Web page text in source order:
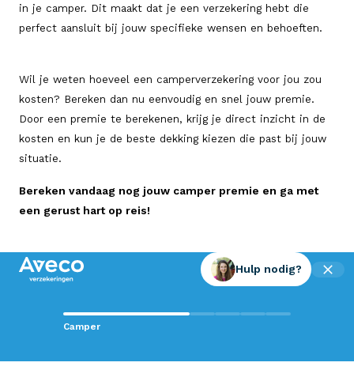
in je camper. Dit maakt dat je een verzekering hebt die
perfect aansluit bij jouw specifieke wensen en behoeften.
Wil je weten hoeveel een camperverzekering voor jou zou
kosten? Bereken dan nu eenvoudig en snel jouw premie.
Door een premie te berekenen, krijg je direct inzicht in de
kosten en kun je de beste dekking kiezen die past bij jouw
situatie.
Bereken vandaag nog jouw camper premie en ga met
een gerust hart op reis!
Camper
Hulp nodig?
Contact met Aveco?
Wij staan voor je klaar!